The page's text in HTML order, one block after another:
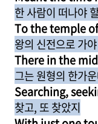
한 사람이 떠나야
To the temple
왕의 신전으로 가
There in the
그는 원형의 한가
Searching,
찾고, 또 찾았지